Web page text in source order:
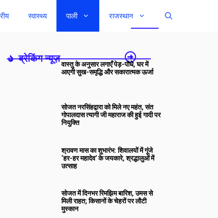
स्वास्थ्य पाली राजस्थान
ब्रेकिंग न्यूज़-वास्तु के अनुसार लगाएँ पेड़-पौधे, घर में
आएगी सुख-समृद्धि और सकारात्मक ऊर्जा
सोजत नरसिंहद्वारा को मिले नए महंत, संत
गोपालदास त्यागी जी महाराज की हुई गादी पर
नियुक्ति
श्रावण मास का शुभारंभ: शिवालयों में गूंजे
‘हर-हर महादेव’ के जयकारे, श्रद्धालुओं में
उत्साह
सोजत में दिनभर रिमझिम बारिश, उमस से
मिली राहत; किसानों के चेहरों पर लौटी
मुस्कान